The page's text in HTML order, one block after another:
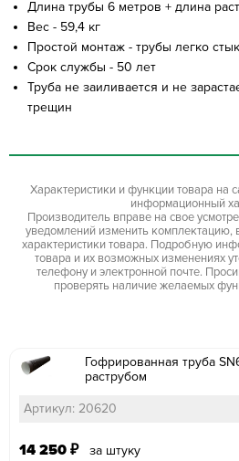
Длина трубы 6 метров + длина
Вес - 59,4 кг
Простой монтаж - трубы легко
Срок службы - 50 лет
Труба не заиливается и не
трещин
Характеристики и функции товара на
информационный
Производитель вправе на свое
уведомлений изменить комплектацию,
характеристики товара. Подробную
товара и их возможных изменениях
телефону и электронной почте.
проверять наличие желаемых
Гофрированная труба
раструбом
Артикул: 20620
14 250 ₽ за штуку